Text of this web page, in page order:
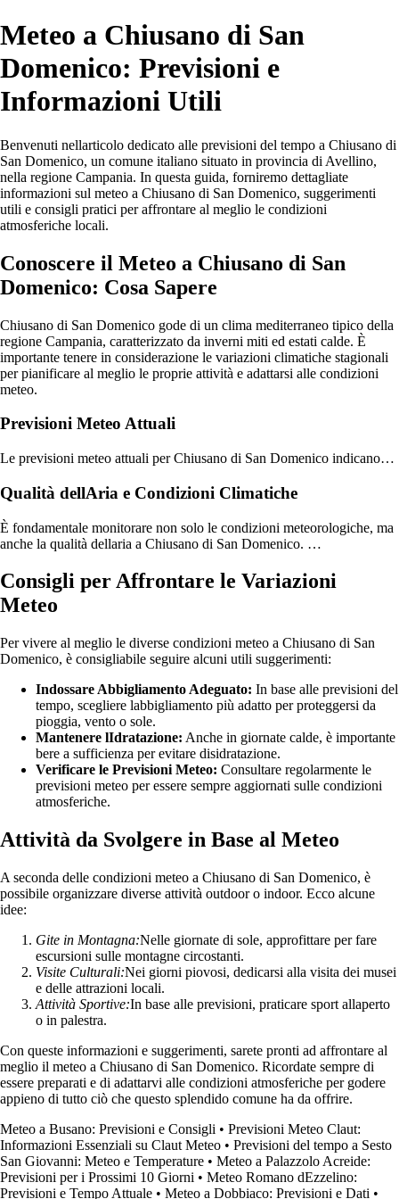
Meteo a Chiusano di San
Domenico: Previsioni e
Informazioni Utili
Benvenuti nellarticolo dedicato alle previsioni del tempo a Chiusano di
San Domenico, un comune italiano situato in provincia di Avellino,
nella regione Campania. In questa guida, forniremo dettagliate
informazioni sul meteo a Chiusano di San Domenico, suggerimenti
utili e consigli pratici per affrontare al meglio le condizioni
atmosferiche locali.
Conoscere il Meteo a Chiusano di San
Domenico: Cosa Sapere
Chiusano di San Domenico gode di un clima mediterraneo tipico della
regione Campania, caratterizzato da inverni miti ed estati calde. È
importante tenere in considerazione le variazioni climatiche stagionali
per pianificare al meglio le proprie attività e adattarsi alle condizioni
meteo.
Previsioni Meteo Attuali
Le previsioni meteo attuali per Chiusano di San Domenico indicano…
Qualità dellAria e Condizioni Climatiche
È fondamentale monitorare non solo le condizioni meteorologiche, ma
anche la qualità dellaria a Chiusano di San Domenico. …
Consigli per Affrontare le Variazioni
Meteo
Per vivere al meglio le diverse condizioni meteo a Chiusano di San
Domenico, è consigliabile seguire alcuni utili suggerimenti:
Indossare Abbigliamento Adeguato: In base alle previsioni del
tempo, scegliere labbigliamento più adatto per proteggersi da
pioggia, vento o sole.
Mantenere lIdratazione: Anche in giornate calde, è importante
bere a sufficienza per evitare disidratazione.
Verificare le Previsioni Meteo: Consultare regolarmente le
previsioni meteo per essere sempre aggiornati sulle condizioni
atmosferiche.
Attività da Svolgere in Base al Meteo
A seconda delle condizioni meteo a Chiusano di San Domenico, è
possibile organizzare diverse attività outdoor o indoor. Ecco alcune
idee:
Gite in Montagna:Nelle giornate di sole, approfittare per fare
escursioni sulle montagne circostanti.
Visite Culturali:Nei giorni piovosi, dedicarsi alla visita dei musei
e delle attrazioni locali.
Attività Sportive:In base alle previsioni, praticare sport allaperto
o in palestra.
Con queste informazioni e suggerimenti, sarete pronti ad affrontare al
meglio il meteo a Chiusano di San Domenico. Ricordate sempre di
essere preparati e di adattarvi alle condizioni atmosferiche per godere
appieno di tutto ciò che questo splendido comune ha da offrire.
Meteo a Busano: Previsioni e Consigli • Previsioni Meteo Claut:
Informazioni Essenziali su Claut Meteo • Previsioni del tempo a Sesto
San Giovanni: Meteo e Temperature • Meteo a Palazzolo Acreide:
Previsioni per i Prossimi 10 Giorni • Meteo Romano dEzzelino:
Previsioni e Tempo Attuale • Meteo a Dobbiaco: Previsioni e Dati •